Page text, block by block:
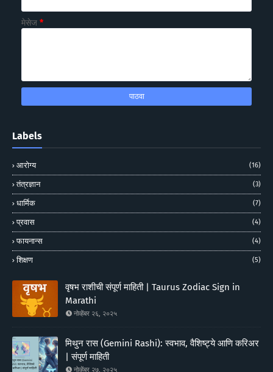
मेसेज *
Labels
आरोग्य (16)
तंत्रज्ञान (3)
धार्मिक (7)
प्रवास (4)
फायनान्स (4)
शिक्षण (5)
वृषभ राशीची संपूर्ण माहिती | Taurus Zodiac Sign in
Marathi
नोव्हेंबर २६, २०२५
मिथुन रास (Gemini Rashi): स्वभाव, वैशिष्ट्ये आणि करिअर
| संपूर्ण माहिती
नोव्हेंबर २७, २०२५